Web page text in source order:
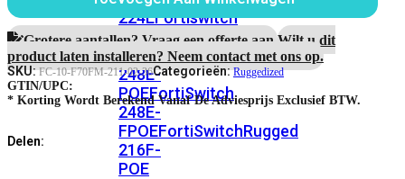
224EFortiswitch
224E-
POEFortiSwitch
248E-
POEFortiSwitch
248E-
FPOEFortiSwitchRugged
216F-
POE
Jaar
4-
uur
Hardware
RMA
Service
aantal
Grotere aantallen? Vraag een offerte aan.Wilt u dit
product laten installeren? Neem contact met ons op.
SKU:FC-10-F70FM-211-02-36Categorieën:Ruggedized
GTIN/UPC:
* Korting Wordt Berekend Vanaf De Adviesprijs Exclusief BTW.
Delen: